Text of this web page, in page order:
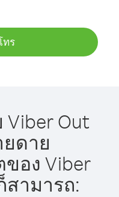
ทร
Out
ดาย
อง Viber
ามารถ: